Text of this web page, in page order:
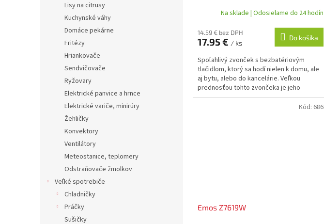
Lisy na citrusy
Kuchynské váhy
Domáce pekárne
Fritézy
Hriankovače
Sendvičovače
Ryžovary
Elektrické panvice a hrnce
Elektrické variče, minirúry
Žehličky
Konvektory
Ventilátory
Meteostanice, teplomery
Odstraňovače žmolkov
Veľké spotrebiče
Chladničky
Práčky
Sušičky
Na sklade | Odosielame do 24 hodín
14.59 € bez DPH
17.95 € / ks
Do košíka
Spoľahlivý zvonček s bezbatériovým
tlačidlom, ktorý sa hodí nielen k domu, ale
aj bytu, alebo do kancelárie. Veľkou
prednosťou tohto zvončeka je jeho
bezdrôtové prevedenie
Emos Z7619W
Kód: 686